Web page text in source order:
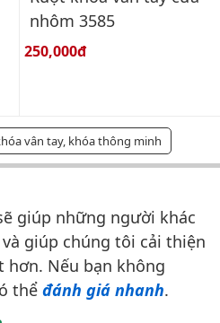
nhôm 3585
Giá bán:
250,000đ
vân tay, khóa thông minh
giá
giúp những người khác
giúp chúng tôi cải thiện
hơn. Nếu bạn không
thể đánh giá nhanh.